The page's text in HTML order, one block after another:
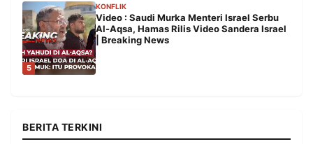
5
KONFLIK
Video : Saudi Murka Menteri Israel Serbu
Al-Aqsa, Hamas Rilis Video Sandera Israel
| Breaking News
BERITA TERKINI